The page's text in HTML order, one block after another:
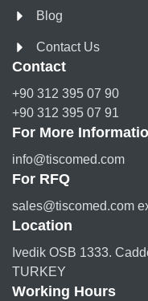
Blog
Contact Us
Contact
+90 312 395 07 90
+90 312 395 07 91
For More
info@tiscomed.com
For RFQ
sales@tiscomed.com
Location
Ivedik OSB 1333.
TURKEY
Working Hours